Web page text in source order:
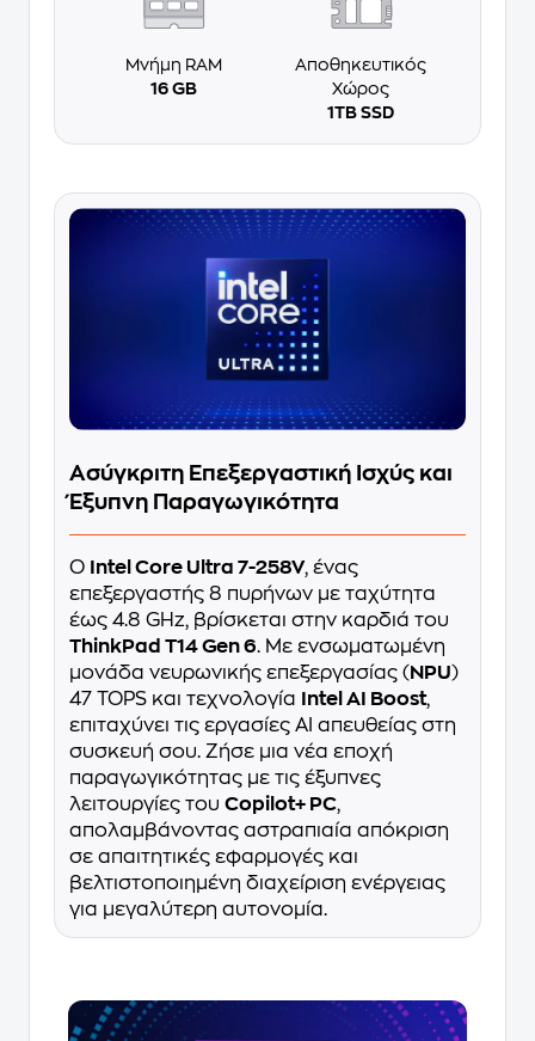
Μνήμη RAM
16 GB
Αποθηκευτικός
Χώρος
1TB SSD
Ασύγκριτη Επεξεργαστική Ισχύς και
Έξυπνη Παραγωγικότητα
Ο Intel Core Ultra 7-258V, ένας
επεξεργαστής 8 πυρήνων με ταχύτητα
έως 4.8 GHz, βρίσκεται στην καρδιά του
ThinkPad T14 Gen 6. Με ενσωματωμένη
μονάδα νευρωνικής επεξεργασίας (NPU)
47 TOPS και τεχνολογία
Intel AI Boost,
επιταχύνει τις εργασίες AI απευθείας στη
συσκευή σου. Ζήσε μια νέα εποχή
παραγωγικότητας με τις έξυπνες
λειτουργίες του Copilot+ PC,
απολαμβάνοντας αστραπιαία απόκριση
σε απαιτητικές εφαρμογές και
βελτιστοποιημένη διαχείριση ενέργειας
για μεγαλύτερη αυτονομία.